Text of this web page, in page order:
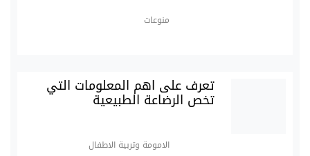
منوعات
تعرف على اهم المعلومات التي
تخص الرضاعة الطبيعية
الامومة وتربية الاطفال